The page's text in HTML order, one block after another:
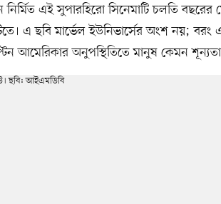
এই সুপারহিরো সিনেমাটি চলতি বছরের
এ ছবি মার্ভেল ইউনিভার্সের অংশ নয়; বরং
আমেরিকার অনুপস্থিতিতে মানুষ কেমন